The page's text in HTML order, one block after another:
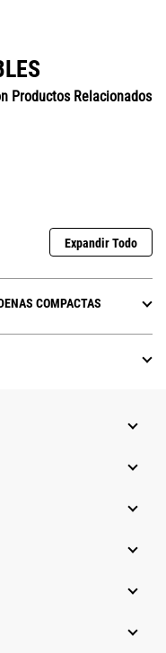
Productos Relacionados
Expandir Todo
COMPACTAS